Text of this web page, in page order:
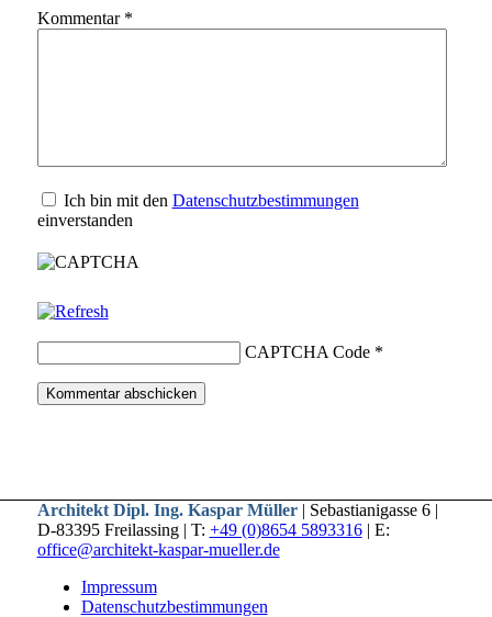
Kommentar *
Ich bin mit den Datenschutzbestimmungen
einverstanden
CAPTCHA Code*
Architekt Dipl. Ing. Kaspar Müller| Sebastianigasse 6 |
D-83395 Freilassing | T: +49 (0)8654 5893316| E:
office@architekt-kaspar-mueller.de
Impressum
Datenschutzbestimmungen